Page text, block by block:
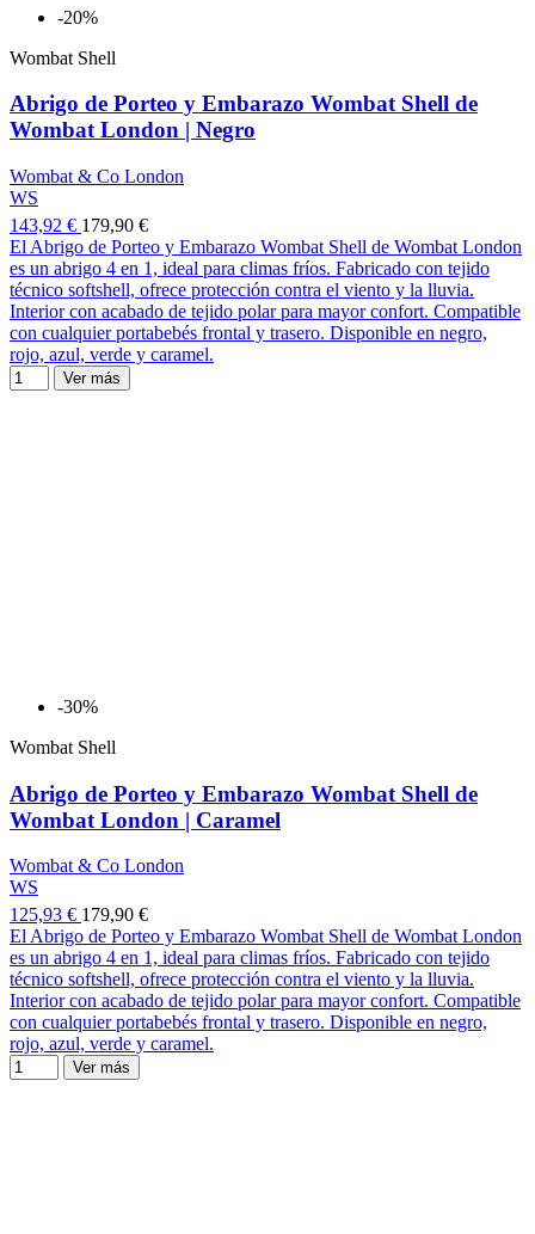
-20%
Wombat Shell
Abrigo de Porteo y Embarazo Wombat Shell de
Wombat London | Negro
Wombat & Co London
WS
143,92 € 179,90 €
El Abrigo de Porteo y Embarazo Wombat Shell de Wombat London
es un abrigo 4 en 1, ideal para climas fríos. Fabricado con tejido
técnico softshell, ofrece protección contra el viento y la lluvia.
Interior con acabado de tejido polar para mayor confort. Compatible
con cualquier portabebés frontal y trasero. Disponible en negro,
rojo, azul, verde y caramel.
Ver más
-30%
Wombat Shell
Abrigo de Porteo y Embarazo Wombat Shell de
Wombat London | Caramel
Wombat & Co London
WS
125,93 € 179,90 €
El Abrigo de Porteo y Embarazo Wombat Shell de Wombat London
es un abrigo 4 en 1, ideal para climas fríos. Fabricado con tejido
técnico softshell, ofrece protección contra el viento y la lluvia.
Interior con acabado de tejido polar para mayor confort. Compatible
con cualquier portabebés frontal y trasero. Disponible en negro,
rojo, azul, verde y caramel.
Ver más